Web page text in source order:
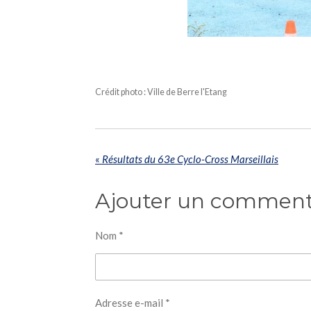
Crédit photo : Ville de Berre l'Etang
« Résultats du 63e Cyclo-Cross Marseillais
Ajouter un
Nom *
Adresse e-mail *